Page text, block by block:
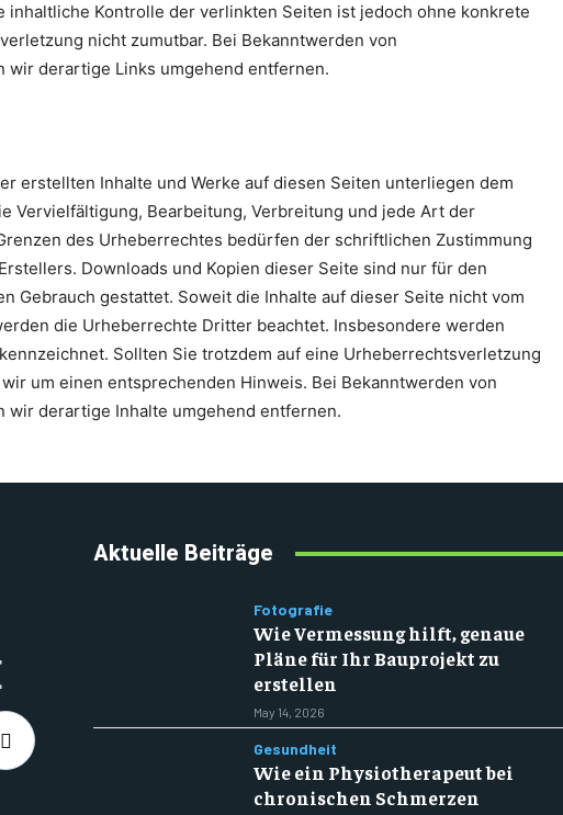
inhaltliche Kontrolle der verlinkten Seiten ist jedoch ohne konkrete
nicht zumutbar. Bei Bekanntwerden von
wir derartige Links umgehend entfernen.
erstellten Inhalte und Werke auf diesen Seiten unterliegen dem
Vervielfältigung, Bearbeitung, Verbreitung und jede Art der
des Urheberrechtes bedürfen der schriftlichen Zustimmung
Downloads und Kopien dieser Seite sind nur für den
Gebrauch gestattet. Soweit die Inhalte auf dieser Seite nicht vom
die Urheberrechte Dritter beachtet. Insbesondere werden
Sollten Sie trotzdem auf eine Urheberrechtsverletzung
um einen entsprechenden Hinweis. Bei Bekanntwerden von
wir derartige Inhalte umgehend entfernen.
Aktuelle Beiträge
Fotografie
Wie Vermessung hilft, genaue
Pläne für Ihr Bauprojekt zu
erstellen
May 14, 2026
Gesundheit
Wie ein Physiotherapeut bei
chronischen Schmerzen